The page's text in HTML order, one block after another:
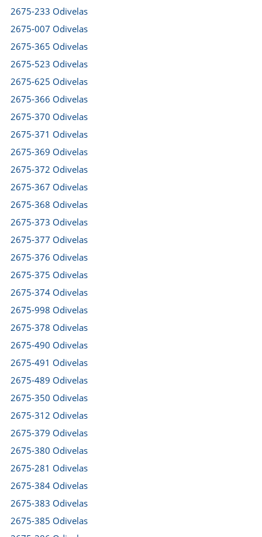
2675-233 Odivelas
2675-007 Odivelas
2675-365 Odivelas
2675-523 Odivelas
2675-625 Odivelas
2675-366 Odivelas
2675-370 Odivelas
2675-371 Odivelas
2675-369 Odivelas
2675-372 Odivelas
2675-367 Odivelas
2675-368 Odivelas
2675-373 Odivelas
2675-377 Odivelas
2675-376 Odivelas
2675-375 Odivelas
2675-374 Odivelas
2675-998 Odivelas
2675-378 Odivelas
2675-490 Odivelas
2675-491 Odivelas
2675-489 Odivelas
2675-350 Odivelas
2675-312 Odivelas
2675-379 Odivelas
2675-380 Odivelas
2675-281 Odivelas
2675-384 Odivelas
2675-383 Odivelas
2675-385 Odivelas